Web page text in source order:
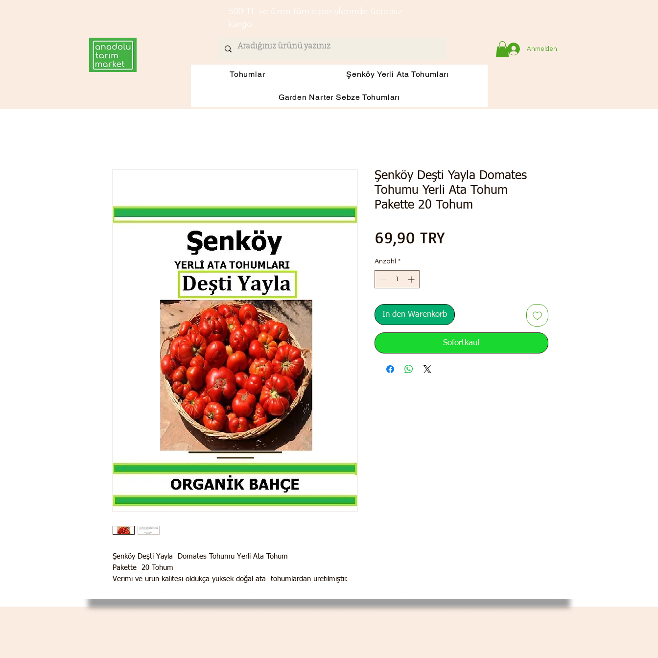
500 TL ve üzeri tüm siparişlerinde ücretsiz
kargo
Anmelden
Tohumlar Şenköy Yerli Ata Tohumları
Garden Narter Sebze Tohumları
Şenköy Deşti Yayla Domates Tohumu Yerli Ata Tohum
Pakette 20 Tohum
Verimi ve ürün kalitesi oldukça yüksek doğal ata tohumlardan üretilmiştir.
Şenköy Deşti Yayla Domates
Tohumu Yerli Ata Tohum
Pakette 20 Tohum
69,90 TRYPreis
Anzahl *
In den Warenkorb
Sofortkauf